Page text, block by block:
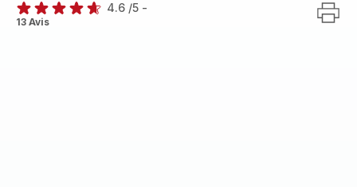
ratings.4.6
4.6 /5 -
13 Avis